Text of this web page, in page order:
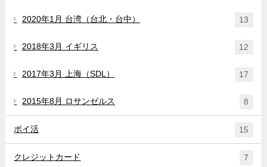
2020年1月 台湾（台北・台中） 13
2018年3月 イギリス 12
2017年3月 上海（SDL） 17
2015年8月 ロサンゼルス 8
ポイ活 15
クレジットカード 7